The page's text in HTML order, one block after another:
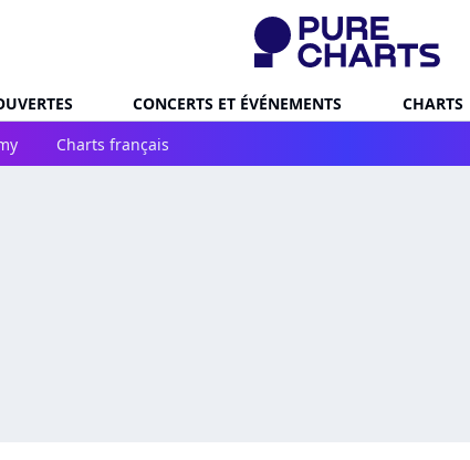
CONCERTS ET ÉVÉNEMENTS CHARTS
Charts français